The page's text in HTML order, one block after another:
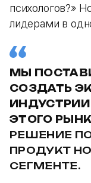
психологов?»
лидерами в
МЫ
СОЗДАТЬ
ЭТОГО
РЕШЕНИЕ
ПРОДУКТ
СЕГМЕНТЕ.